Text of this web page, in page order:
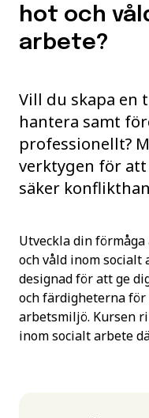
hot och
arbete?
Vill du skapa en
hantera samt
professionellt?
verktygen för att
säker
Utveckla din
och våld inom socialt
designad för att ge
och färdigheterna för
arbetsmiljö. Kursen
inom socialt arbete